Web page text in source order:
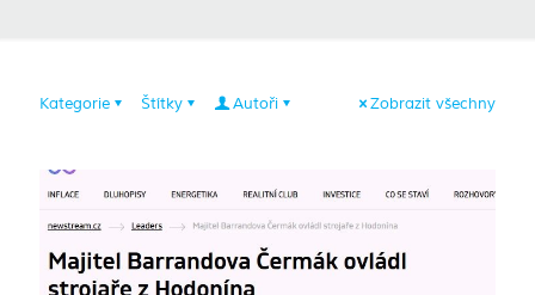
Kategorie Štítky Autoři Zobrazit všechny